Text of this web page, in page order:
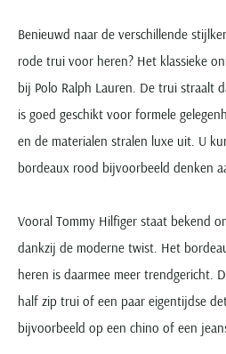
Benieuwd naar de verschillende
rode trui voor heren? Het klassieke
bij Polo Ralph Lauren. De trui straalt
is goed geschikt voor formele
en de materialen stralen luxe uit. U
bordeaux rood bijvoorbeeld denken
Vooral Tommy Hilfiger staat bekend
dankzij de moderne twist. Het
heren is daarmee meer trendgericht.
half zip trui of een paar eigentijdse
bijvoorbeeld op een chino of een